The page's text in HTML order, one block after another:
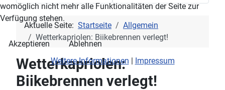
Aktuelle Seite: Startseite
Allgemein
Wetterkapriolen: Biikebrennen verlegt!
Wetterkapriolen:
Biikebrennen verlegt!
womöglich nicht mehr alle Funktionalitäten der Seite zur
Verfügung stehen.
Akzeptieren
Ablehnen
Weitere Informationen | Impressum